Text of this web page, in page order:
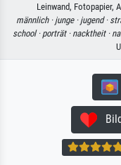
Leinwand, Fotopapier,
männlich · junge · jugend ·
school · porträt · nacktheit ·
Bild